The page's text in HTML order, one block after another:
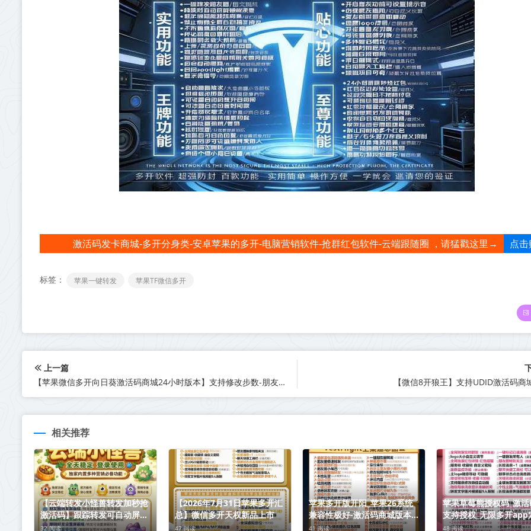
激活码发卡商城-多开分身类-安卓苹果的多开-电脑营销软件-抢群红包软件-云端跟随圈 ，请猛戳这里→ 点
标签： 苹果一键转发 苹果TF微信多开
上一篇
【苹果微信多开向日葵激活码商城24小时版本】支持修改步数-朋友圈发1小时视频
【微信8开狼王】支持UDID激活码商
相关推荐
【云端转发小怪兽转发加秒抢
激活码】跟踪转发可自动屏蔽
被转发者《云端转发小怪兽转
32 阅读
【2026年7月31日苹果多开汇
总】微信多开天权新品上市
47 阅读
苹果多开版开阳_苹果26系统
兼容性极好-激活码商城版本震
撼来袭
41 阅读
苹果草莓熊授权码_激
支持授权_无限多开app
圈版本
48 阅读